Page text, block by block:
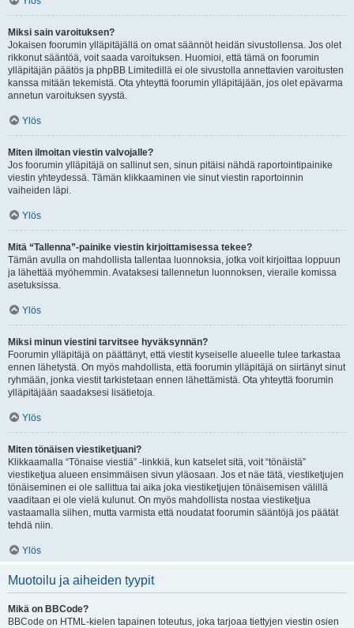
Miksi sain varoituksen?
Jokaisen foorumin ylläpitäjällä on omat säännöt heidän sivustollensa. Jos olet
rikkonut sääntöä, voit saada varoituksen. Huomioi, että tämä on foorumin
ylläpitäjän päätös ja phpBB Limitedillä ei ole sivustolla annettavien varoitusten
kanssa mitään tekemistä. Ota yhteyttä foorumin ylläpitäjään, jos olet epävarma
annetun varoituksen syystä.
Ylös
Miten ilmoitan viestin valvojalle?
Jos foorumin ylläpitäjä on sallinut sen, sinun pitäisi nähdä raportointipainike
viestin yhteydessä. Tämän klikkaaminen vie sinut viestin raportoinnin
vaiheiden läpi.
Ylös
Mitä “Tallenna”-painike viestin kirjoittamisessa tekee?
Tämän avulla on mahdollista tallentaa luonnoksia, jotka voit kirjoittaa loppuun
ja lähettää myöhemmin. Avataksesi tallennetun luonnoksen, vieraile komissa
asetuksissa.
Ylös
Miksi minun viestini tarvitsee hyväksynnän?
Foorumin ylläpitäjä on päättänyt, että viestit kyseiselle alueelle tulee tarkastaa
ennen lähetystä. On myös mahdollista, että foorumin ylläpitäjä on siirtänyt sinut
ryhmään, jonka viestit tarkistetaan ennen lähettämistä. Ota yhteyttä foorumin
ylläpitäjään saadaksesi lisätietoja.
Ylös
Miten tönäisen viestiketjuani?
Klikkaamalla “Tönaise viestiä” -linkkiä, kun katselet sitä, voit “tönäistä”
viestiketjua alueen ensimmäisen sivun yläosaan. Jos et näe tätä, viestiketjujen
tönäiseminen ei ole sallittua tai aika joka viestiketjujen tönäisemisen välillä
vaaditaan ei ole vielä kulunut. On myös mahdollista nostaa viestiketjua
vastaamalla siihen, mutta varmista että noudatat foorumin sääntöjä jos päätät
tehdä niin.
Ylös
Muotoilu ja aiheiden tyypit
Mikä on BBCode?
BBCode on HTML-kielen tapainen toteutus, joka tarjoaa tiettyjen viestin osien